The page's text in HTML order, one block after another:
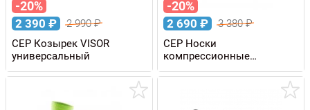
-20%
2 390 ₽ 2 990₽
CEP Козырек VISOR
универсальный
-20%
2 690 ₽ 3 380₽
CEP Носки
компрессионные
ULTRALIGHT мужские